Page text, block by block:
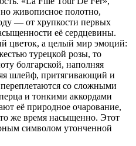
живописное полотно,
— от хрупкости первых
её сердцевины.
цветок, а целый мир эмоций:
турецкой розы, то
болгарской, наполняя
шлейф, притягивающий и
со сложными
и тонкими аккордами
её природное очарование,
то же время насыщенно. Этот
символом утонченной